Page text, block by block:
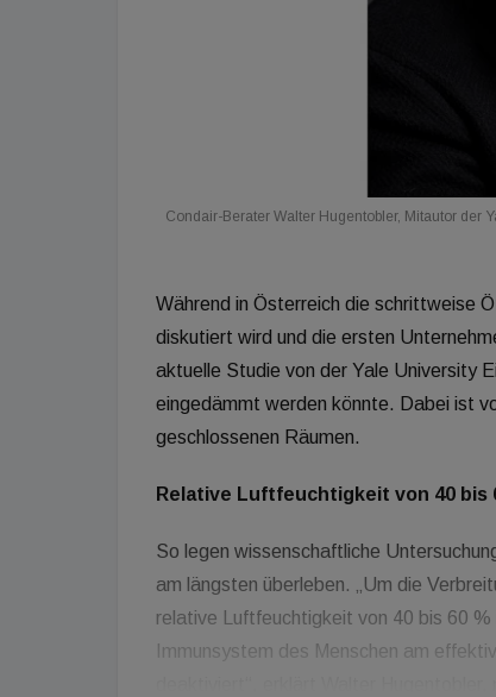
Condair-Berater Walter Hugentobler, Mitautor der
Während in Österreich die schrittweise
diskutiert wird und die ersten
aktuelle Studie von der Yale University
eingedämmt werden könnte. Dabei ist
geschlossenen Räumen.
Relative Luftfeuchtigkeit von 40 bis
So legen wissenschaftliche
am längsten überleben. „Um die
relative Luftfeuchtigkeit von 40 bis 60
Immunsystem des Menschen am